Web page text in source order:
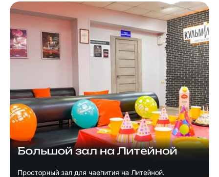
Большой зал на Литейной
Просторный зал для чаепития на Литейной.